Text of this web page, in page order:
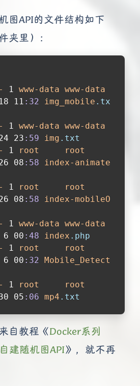
图API的文件结构如下
夹里）：
1 www-data www-data
11 :32 img_mobile .tx
1 www-data www-data
23 :59 img .txt
1 root
root
08 :58
index-animate
1 root
root
08 :58
index-mobileO
1 www-data www-data
6 00
:48 index .php
1 root
root
6 00
:32 Mobile_Detect
1 root
root
05 :06 mp4 .txt
自教程《Docker系列
建随机图API》，就不再